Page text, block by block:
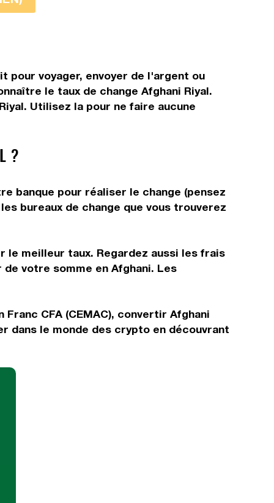
pour voyager, envoyer de l'argent ou
le taux de change Afghani Riyal.
Utilisez la pour ne faire aucune
?
banque pour réaliser le change (pensez
bureaux de change que vous trouverez
le meilleur taux. Regardez aussi les frais
votre somme en Afghani. Les
CFA (CEMAC), convertir Afghani
dans le monde des crypto en découvrant